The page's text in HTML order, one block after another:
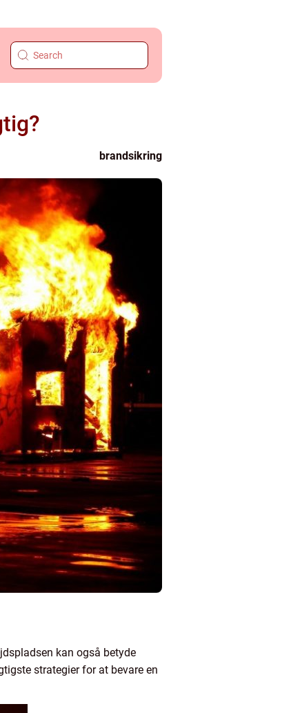
brandsikring
kan også betyde
strategier for at bevare en